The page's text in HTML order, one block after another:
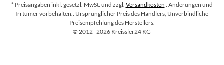
* Preisangaben inkl. gesetzl. MwSt. und zzgl. Versandkosten . Änderungen und
Irrtümer vorbehalten.
. Ursprünglicher Preis des Händlers, Unverbindliche
Preisempfehlung des Herstellers.
© Copyright
2012–2026 Kreissler24 KG